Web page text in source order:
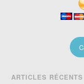
ARTICLES RÉCENTS